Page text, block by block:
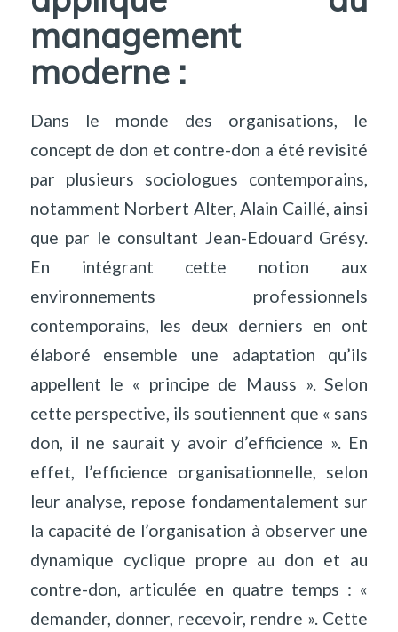
management
moderne :
Dans le monde des organisations, le
concept de don et contre-don a été revisité
par plusieurs sociologues contemporains,
notamment Norbert Alter, Alain Caillé, ainsi
que par le consultant Jean-Edouard Grésy.
En intégrant cette notion aux
environnements professionnels
contemporains, les deux derniers en ont
élaboré ensemble une adaptation qu’ils
appellent le « principe de Mauss ». Selon
cette perspective, ils soutiennent que « sans
don, il ne saurait y avoir d’efficience ». En
effet, l’efficience organisationnelle, selon
leur analyse, repose fondamentalement sur
la capacité de l’organisation à observer une
dynamique cyclique propre au don et au
contre-don, articulée en quatre temps : «
demander, donner, recevoir, rendre ». Cette